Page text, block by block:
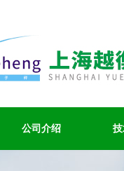
公司介绍